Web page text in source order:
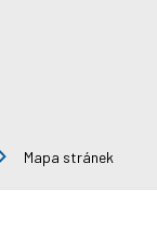
Mapa stránek